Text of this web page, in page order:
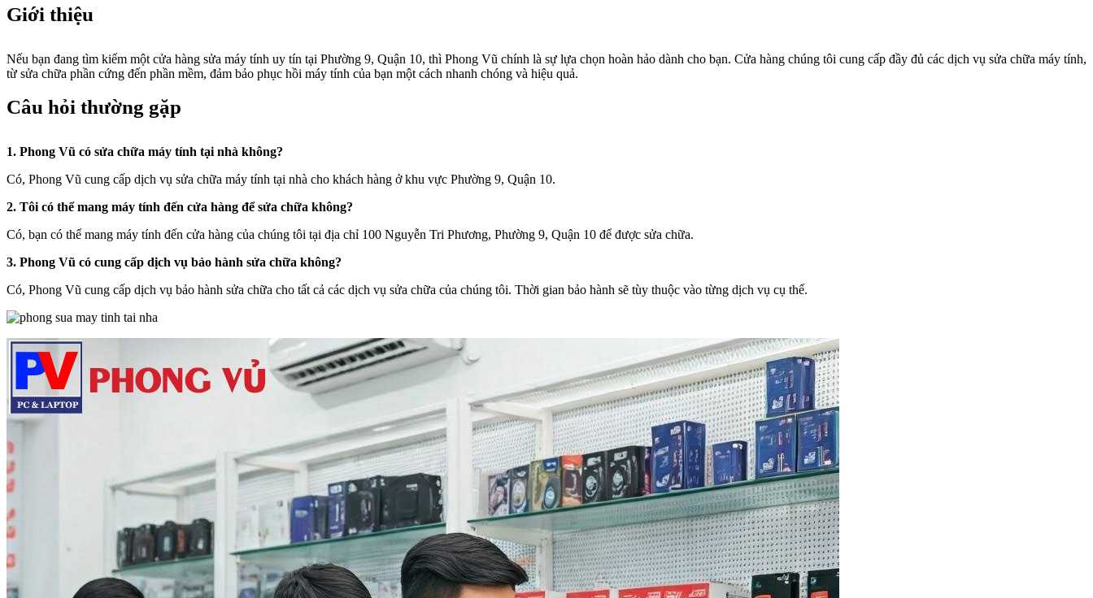
Giới thiệu
Nếu bạn đang tìm kiếm một cửa hàng sửa máy tính uy tín tại Phường 9, Quận 10, thì Phong Vũ chính là sự lựa chọn hoàn hảo dành cho bạn. Cửa hàng chúng tôi cung cấp đầy đủ các dịch vụ sửa chữa máy tính,
từ sửa chữa phần cứng đến phần mềm, đảm bảo phục hồi máy tính của bạn một cách nhanh chóng và hiệu quả.
Câu hỏi thường gặp
1. Phong Vũ có sửa chữa máy tính tại nhà không?
Có, Phong Vũ cung cấp dịch vụ sửa chữa máy tính tại nhà cho khách hàng ở khu vực Phường 9, Quận 10.
2. Tôi có thể mang máy tính đến cửa hàng để sửa chữa không?
Có, bạn có thể mang máy tính đến cửa hàng của chúng tôi tại địa chỉ 100 Nguyễn Tri Phương, Phường 9, Quận 10 để được sửa chữa.
3. Phong Vũ có cung cấp dịch vụ bảo hành sửa chữa không?
Có, Phong Vũ cung cấp dịch vụ bảo hành sửa chữa cho tất cả các dịch vụ sửa chữa của chúng tôi. Thời gian bảo hành sẽ tùy thuộc vào từng dịch vụ cụ thể.